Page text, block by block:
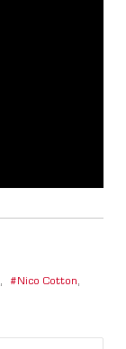
, Nico Cotton,